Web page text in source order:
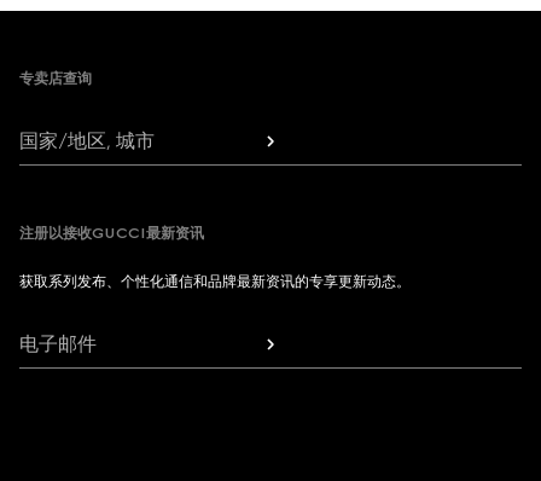
专卖店查询
国家/地区, 城市
注册以接收GUCCI最新资讯
获取系列发布、个性化通信和品牌最新资讯的专享更新动态。
电子邮件